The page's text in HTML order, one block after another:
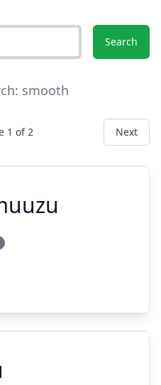
Search
smooth
1 of2 Next